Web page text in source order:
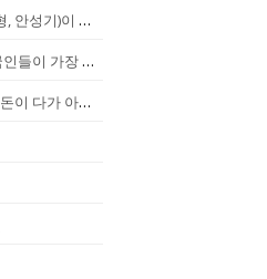
한국의 베테랑 배우들(이순재, 박근형, 안성기)이 말하는 젊은 배우들
한국 여름을 즐기기위해 방문한 외국인들이 가장 신기하게 느끼는 것(암내가...
시어머니에게 10억받는다면 너는?? 돈이 다가 아냐~날 성장 시켜줄 남자...